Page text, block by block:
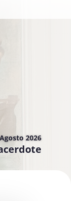
2026